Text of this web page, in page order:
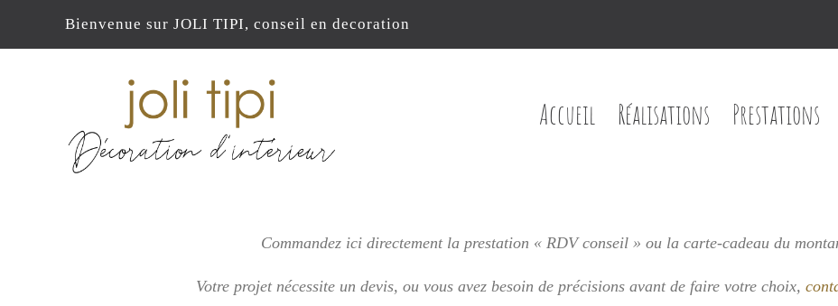
Bienvenue sur JOLI TIPI, conseil en decoration
Accueil Réalisations Prestations
Commandez ici directement la prestation « RDV conseil » ou la carte-cadeau du
Votre projet nécessite un devis, ou vousavez besoin de précisions avant de faire votre choix,